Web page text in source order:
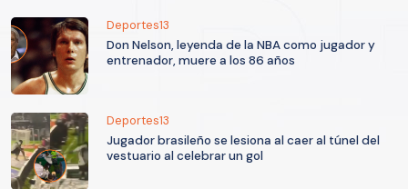
Deportes13
Don Nelson, leyenda de la NBA como jugador y
entrenador, muere a los 86 años
Deportes13
Jugador brasileño se lesiona al caer al túnel del
vestuario al celebrar un gol